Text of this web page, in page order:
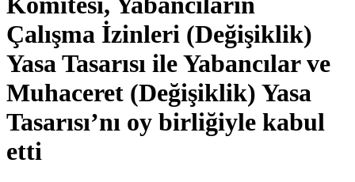
Çalışma İzinleri (Değişiklik)
Yasa Tasarısı ile Yabancılar ve
Muhaceret (Değişiklik) Yasa
Tasarısı’nı oy birliğiyle kabul
etti